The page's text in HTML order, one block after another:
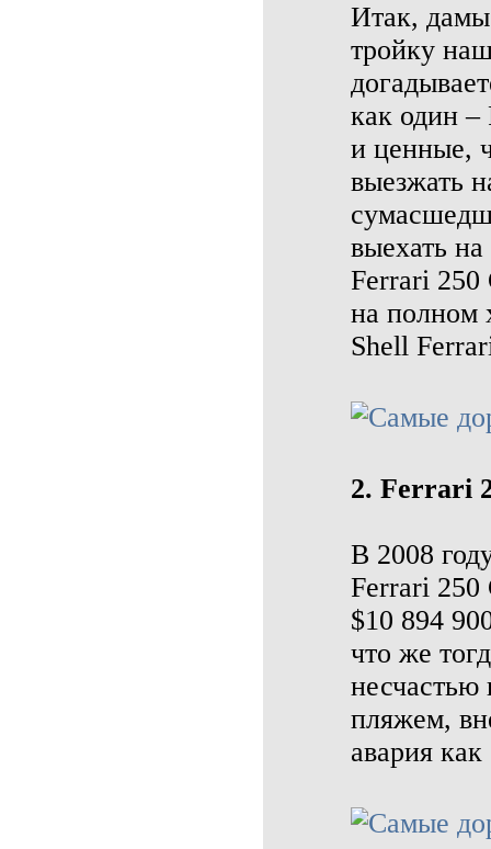
Итак, дамы
тройку
как один –
и ценные,
выезжать
выехать
Ferrari 250
на полном
Shell
2. Ferrari
В 2008
Ferrari 250
$10 894
что же
несчастью
пляжем,
авария